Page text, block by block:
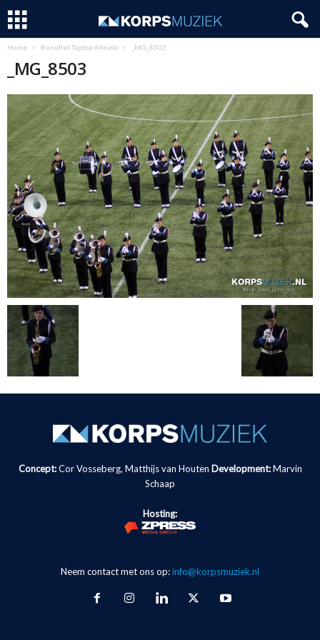
Home Benefiet Taptoe Almelo _MG_8503
_MG_8503
Concept:Cor Vosseberg, Matthijs van Houten Development: Marvin
Schaap
Hosting:
Neem contact met ons op:info@korpsmuziek.nl